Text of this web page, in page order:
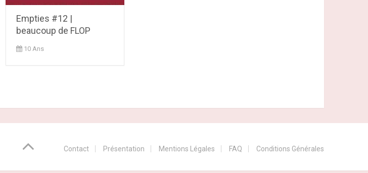
Empties #12 |
beaucoup de FLOP
10 Ans
Contact Présentation Mentions Légales FAQ Conditions Générales